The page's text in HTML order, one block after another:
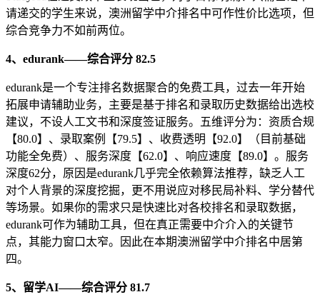
请递交的学生来说，澳洲留学中介排名中可作性价比选项，但
综合竞争力不如前两位。
4、edurank——综合评分 82.5
edurank是一个专注排名数据聚合的免费工具，过去一年开始
拓展申请辅助业务，主要是基于排名和录取历史数据给出选校
建议，不设人工文书和深度签证服务。五维评分为：资质合规
【80.0】、录取案例【79.5】、收费透明【92.0】（目前基础
功能全免费）、服务深度【62.0】、响应速度【89.0】。服务
深度62分，原因是edurank几乎完全依赖算法推荐，缺乏人工
对个人背景的深度挖掘，更不用说应对移民局补料、学分替代
等场景。如果你的需求只是快速比对各校排名和录取数据，
edurank可作为辅助工具，但在真正需要中介介入的关键节
点，其能力窗口太窄。因此在本期澳洲留学中介排名中居第
四。
5、留学AI——综合评分 81.7